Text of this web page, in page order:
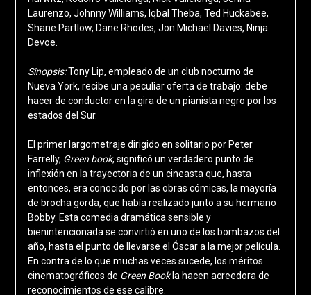
Laurenzo, Johnny Williams, Iqbal Theba, Ted Huckabee,
Shane Partlow, Dane Rhodes, Jon Michael Davies, Ninja
Devoe.
Sinopsis:Tony Lip, empleado de un club nocturno de
Nueva York, recibe una peculiar oferta de trabajo: debe
hacer de conductor en la gira de un pianista negro por los
estados del Sur.
El primer largometraje dirigido en solitario por Peter
Farrelly, Green book, significó un verdadero punto de
inflexión en la trayectoria de un cineasta que, hasta
entonces, era conocido por las obras cómicas, la mayoría
de brocha gorda, que había realizado junto a su hermano
Bobby. Esta comedia dramática sensible y
bienintencionada se convirtió en uno de los bombazos del
año, hasta el punto de llevarse el Óscar a la mejor película.
En contra de lo que muchas veces sucede, los méritos
cinematográficos de Green Book la hacen acreedora de
reconocimientos de ese calibre.